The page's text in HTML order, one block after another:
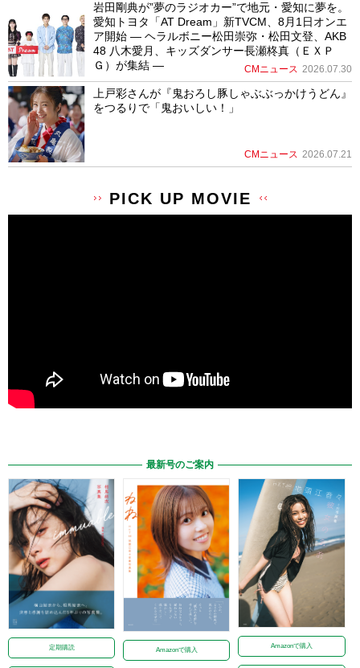
岩田剛典が”夢のラジオカー”で地元・愛知に夢を。
愛知トヨタ「AT Dream」新TVCM、8月1日オンエ
ア開始 ― ヘラルボニー松田崇弥・松田文登、AKB
48 八木愛月、キッズダンサー長瀬柊真（ＥＸＰ
Ｇ）が集結 ―
CMニュース 2026.07.30
上戸彩さんが『鬼おろし豚しゃぶぶっかけうどん』
をつるりで「鬼おいしい！」
CMニュース 2026.07.21
PICK UP MOVIE
最新号のご案内
定期購読 Amazonで購入
Amazonで購入